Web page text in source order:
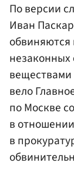
По версии
Иван
обвиняются
веществами
вело
по Москве
в
в